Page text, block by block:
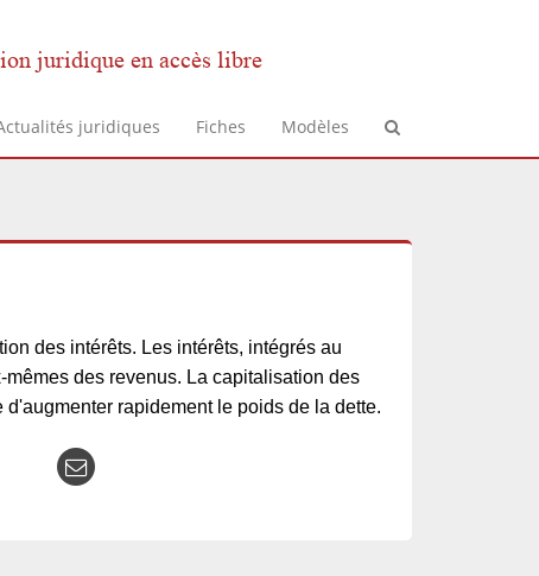
juridique en accès libre
juridiques Fiches Modèles
des intérêts. Les intérêts, intégrés au
des revenus. La capitalisation des
rapidement le poids de la dette.